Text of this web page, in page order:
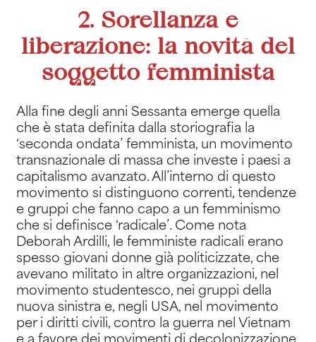
2. Sorellanza e
liberazione: la novità del
soggetto femminista
Alla fine degli anni Sessanta emerge quella
che è stata definita dalla storiografia la
‘seconda ondata’ femminista, un movimento
transnazionale di massa che investe i paesi a
capitalismo avanzato. All’interno di questo
movimento si distinguono correnti, tendenze
e gruppi che fanno capo a un femminismo
che si definisce ‘radicale’. Come nota
Deborah Ardilli, le femministe radicali erano
spesso giovani donne già politicizzate, che
avevano militato in altre organizzazioni, nel
movimento studentesco, nei gruppi della
nuova sinistra e, negli USA, nel movimento
per i diritti civili, contro la guerra nel Vietnam